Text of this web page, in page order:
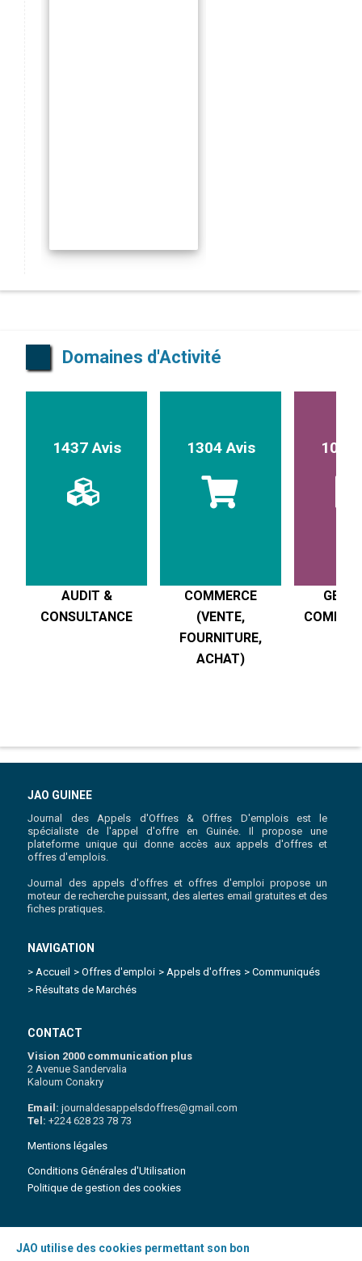
Domaines d'Activité
1437 Avis
AUDIT &
CONSULTANCE
1304 Avis
COMMERCE
(VENTE,
FOURNITURE,
ACHAT)
1017
JAO GUINEE
Journal des Appels d'Offres & Offres D'emplois est le
spécialiste de l'appel d'offre en Guinée. Il propose une
plateforme unique qui donne accès aux appels d'offres et
offres d'emplois.
Journal des appels d'offres et offres d'emploi propose un
moteur de recherche puissant, des alertes email gratuites et des
fiches pratiques.
NAVIGATION
> Accueil > Offres d'emploi > Appels d'offres > Communiqués
> Résultats de Marchés
CONTACT
Vision 2000 communication plus
2 Avenue Sandervalia
Kaloum Conakry
Email:journaldesappelsdoffres@gmail.com
Tel:+224 628 23 78 73
Mentions légales
Conditions Générales d'Utilisation
Politique de gestion des cookies
Copyright 2021 © Journal des appels d'Offres | Tous droits réservés
JAO utilise des cookies permettant son bon